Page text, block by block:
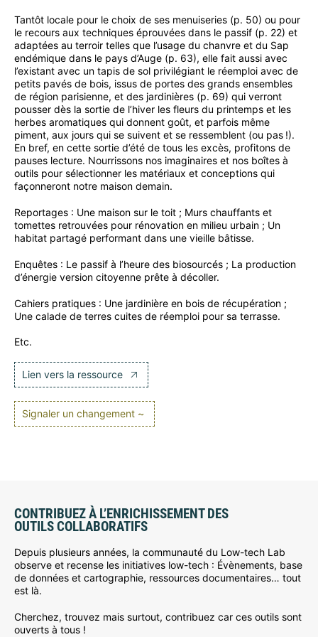
Tantôt locale pour le choix de ses menuiseries (p. 50) ou pour
le recours aux techniques éprouvées dans le passif (p. 22) et
adaptées au terroir telles que l’usage du chanvre et du Sap
endémique dans le pays d’Auge (p. 63), elle fait aussi avec
l’existant avec un tapis de sol privilégiant le réemploi avec de
petits pavés de bois, issus de portes des grands ensembles
de région parisienne, et des jardinières (p. 69) qui verront
pousser dès la sortie de l’hiver les fleurs du printemps et les
herbes aromatiques qui donnent goût, et parfois même
piment, aux jours qui se suivent et se ressemblent (ou pas !).
En bref, en cette sortie d’été de tous les excès, profitons de
pauses lecture. Nourrissons nos imaginaires et nos boîtes à
outils pour sélectionner les matériaux et conceptions qui
façonneront notre maison demain.
Reportages : Une maison sur le toit ; Murs chauffants et
tomettes retrouvées pour rénovation en milieu urbain ; Un
habitat partagé performant dans une vieille bâtisse.
Enquêtes : Le passif à l’heure des biosourcés ; La production
d’énergie version citoyenne prête à décoller.
Cahiers pratiques : Une jardinière en bois de récupération ;
Une calade de terres cuites de réemploi pour sa terrasse.
Etc.
Lien vers la ressource
Signaler un changement ~
CONTRIBUEZ À L’ENRICHISSEMENT DES
OUTILS COLLABORATIFS
Depuis plusieurs années, la communauté du Low-tech Lab
observe et recense les initiatives low-tech : Évènements, base
de données et cartographie, ressources documentaires… tout
est là.
Cherchez, trouvez mais surtout, contribuez car ces outils sont
ouverts à tous !